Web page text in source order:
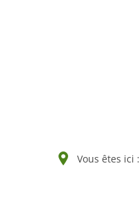
Vous êtes ici :